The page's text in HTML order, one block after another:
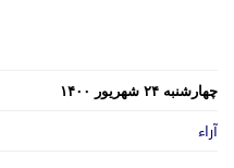
چهارشنبه ۲۴ شهریور ۱۴۰۰
آراء